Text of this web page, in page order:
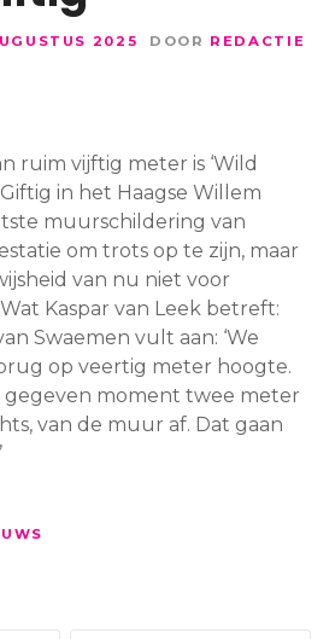
2025 DOOR REDACTIE
ruim vijftig meter is ‘Wild
in het Haagse Willem
muurschildering van
om trots op te zijn, maar
van nu niet voor
Kaspar van Leek betreft:
Swaemen vult aan: ‘We
op veertig meter hoogte.
gegeven moment twee meter
van de muur af. Dat gaan